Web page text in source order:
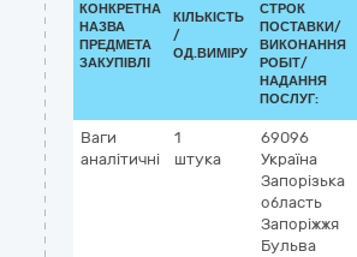
КОНКРЕТНА
НАЗВА
ПРЕДМЕТА
ЗАКУПІВЛІ
КІЛЬКІСТЬ
/
ОД.ВИМІРУ
СТРОК
ПОСТАВКИ/
ВИКОНАННЯ
РОБІТ/
НАДАННЯ
ПОСЛУГ:
Ваги
аналітичні
1
штука
69096
Україна
Запорізька
область
Запоріжжя
Бульва